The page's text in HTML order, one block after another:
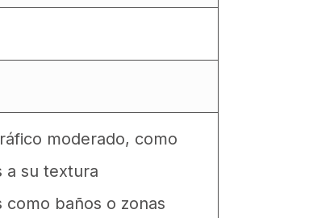
moderado, como
a su textura
baños o zonas